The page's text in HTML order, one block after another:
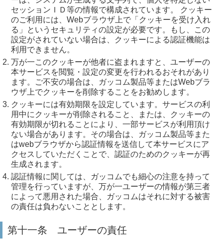
セッションＩＤ等の情報で構成されています。 クッキー
のご利用には、Webブラウザ上で「クッキーを受け入れ
る」というセキュリティの設定が必要です。もし、この
設定がされていない場合は、クッキーによる認証機能は
利用できません。
万が一このクッキーが他者に盗まれますと、ユーザーの
本サービスを閲覧・設定の変更を行われるおそれがあり
ます。ご不安の場合は、ガッコム製品等またはWebブラ
ウザ上でクッキーを削除することをお勧めします。
クッキーには有効期限を設定しています。サービスの利
用中にクッキーが削除されること、または、クッキーの
有効期限が切れることにより、一部サービスが利用頂け
ない場合があります。その場合は、ガッコム製品等また
はwebブラウザから認証情報を送信して本サービスにア
クセスしていただくことで、認証のためのクッキーが再
生成されます。
認証情報に関しては、ガッコムでも細心の注意を持って
管理を行っていますが、万が一ユーザーの情報が第三者
によって悪用された場合、ガッコムはそれに対する被害
の責任は負わないこととします。
第十一条 ユーザーの責任